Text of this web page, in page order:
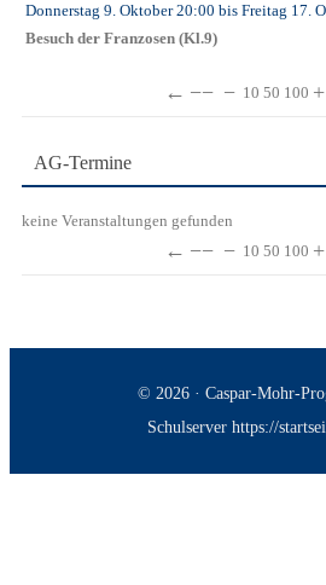
Donnerstag 9. Oktober20:00 bis Freitag 17.
Besuch der Franzosen (Kl.9)
← −− − 10 50 100 +
AG-Termine
keine Veranstaltungen gefunden
← −− − 10 50 100 +
© 2026 · Caspar-Mohr-
Schulserver https://